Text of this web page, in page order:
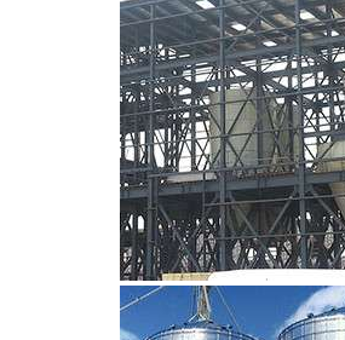
CLIQUEZ POUR